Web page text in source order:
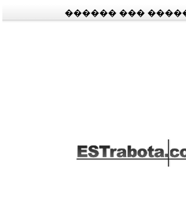
������ ���